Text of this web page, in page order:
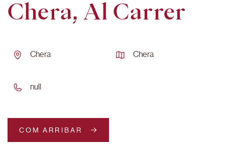
Chera, Al Carrer
Chera Chera
null
COM ARRIBAR